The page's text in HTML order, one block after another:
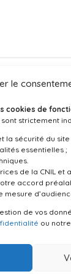
le
cookies de
strictement
la sécurité du site
essentielles ;
de la CNIL et
accord
de vos
ou notre